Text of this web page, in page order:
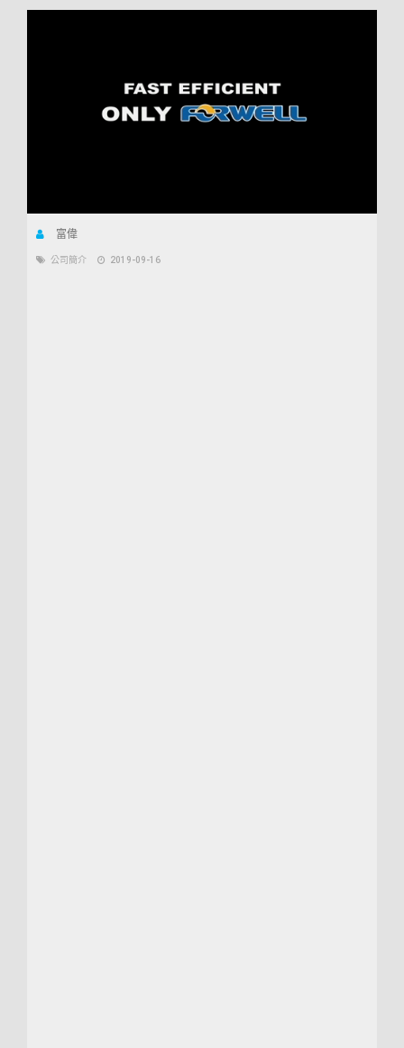
富偉
公司簡介 2019-09-16